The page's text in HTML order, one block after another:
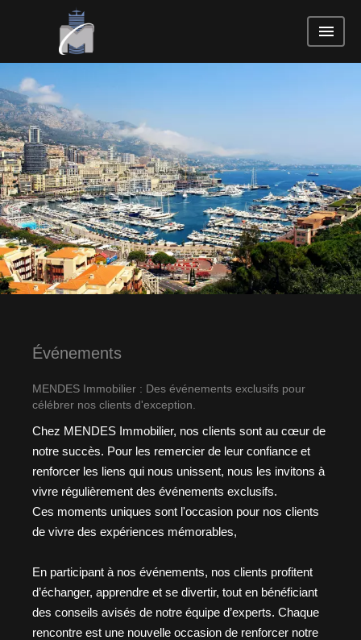
Événements
MENDES Immobilier : Des événements exclusifs pour
célébrer nos clients d'exception.
Chez MENDES Immobilier, nos clients sont au cœur de
notre succès. Pour les remercier de leur confiance et
renforcer les liens qui nous unissent, nous les invitons à
vivre régulièrement des événements exclusifs.
Ces moments uniques sont l'occasion pour nos clients
de vivre des expériences mémorables,
En participant à nos événements, nos clients profitent
d’échanger, apprendre et se divertir, tout en bénéficiant
des conseils avisés de notre équipe d’experts. Chaque
rencontre est une nouvelle occasion de renforcer notre